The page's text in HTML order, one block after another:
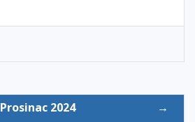
Prosinac 2024
→